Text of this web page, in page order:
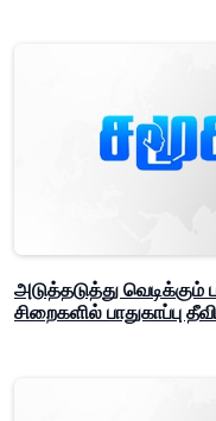
அடுத்தடுத்து
சிறைகளில் பாதுகாப்பு